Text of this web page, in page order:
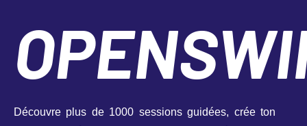
Découvre plus de 1000 sessions guidées, crée ton